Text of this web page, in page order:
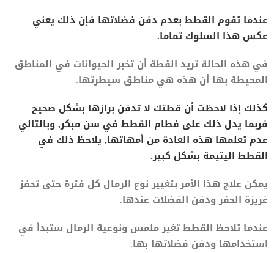
عندما تقوم القطط بعدم دفن فضلاتها فإن ذلك يعني
عكس هذا السلوك تماما.
في هذه الحالة تريد القطة أن تخبر الحيوانات في المناطق
المحيطة بها أن هذه هي مناطق سيطرتها.
كذلك إذا لاحظت أن قطتك لا تدفن برازها بشكل صحيح
فربما يدل ذلك على فطام القطط في سن مبكر, وبالتالي
عدم تعلمها هذه العادة من أمهاتها, يلاحظ ذلك في
القطط اليتيمة بشكل كبير.
يمكن علاج هذا الأمر بتغيير نوع الرمال كل فترة حتى تحفز
غريزة الحفر ودفن الفضلات عندها.
عندما تلاحظ القطط تغير ملمس ونوعية الرمال ستبدأ في
استخدامها ودفن فضلاتها بها.